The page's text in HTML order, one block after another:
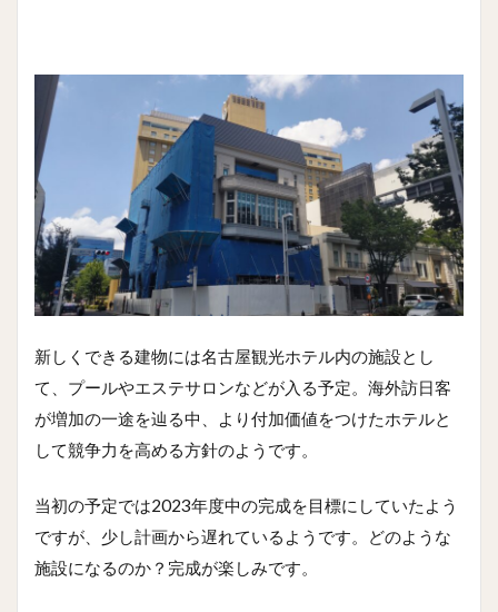
新しくできる建物には名古屋観光ホテル内の施設とし
て、プールやエステサロンなどが入る予定。海外訪日客
が増加の一途を辿る中、より付加価値をつけたホテルと
して競争力を高める方針のようです。
当初の予定では2023年度中の完成を目標にしていたよう
ですが、少し計画から遅れているようです。どのような
施設になるのか？完成が楽しみです。